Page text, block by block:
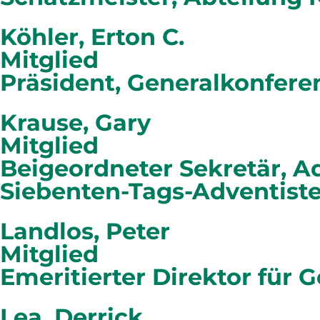
Köhler, Erton C.
Mitglied
Präsident,
Krause, Gary
Mitglied
Beigeordneter Sekretär,
Siebenten-Tags-
Landlos, Peter
Mitglied
Emeritierter Direktor für